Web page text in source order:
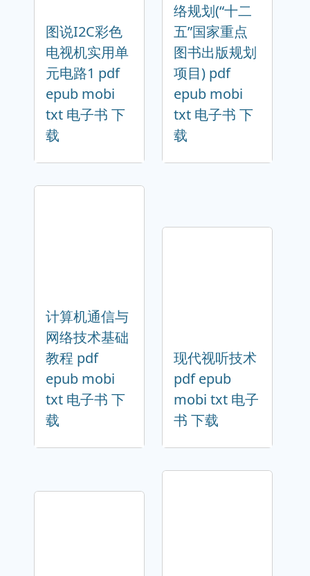
图说I2C彩色
电视机实用单
元电路1 pdf
epub mobi
txt 电子书 下
载
络规划(“十二
五”国家重点
图书出版规划
项目) pdf
epub mobi
txt 电子书 下
载
计算机通信与
网络技术基础
教程 pdf
epub mobi
txt 电子书 下
载
现代视听技术
pdf epub
mobi txt 电子
书 下载